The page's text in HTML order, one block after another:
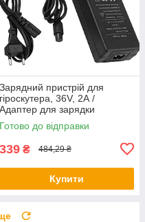
Зарядний пристрій для
гіроскутера, 36V, 2А /
Адаптер для зарядки
гіроборда / Блок живлення
для електросамокату
Готово до відправки
339 ₴ 484,29 ₴
Купити